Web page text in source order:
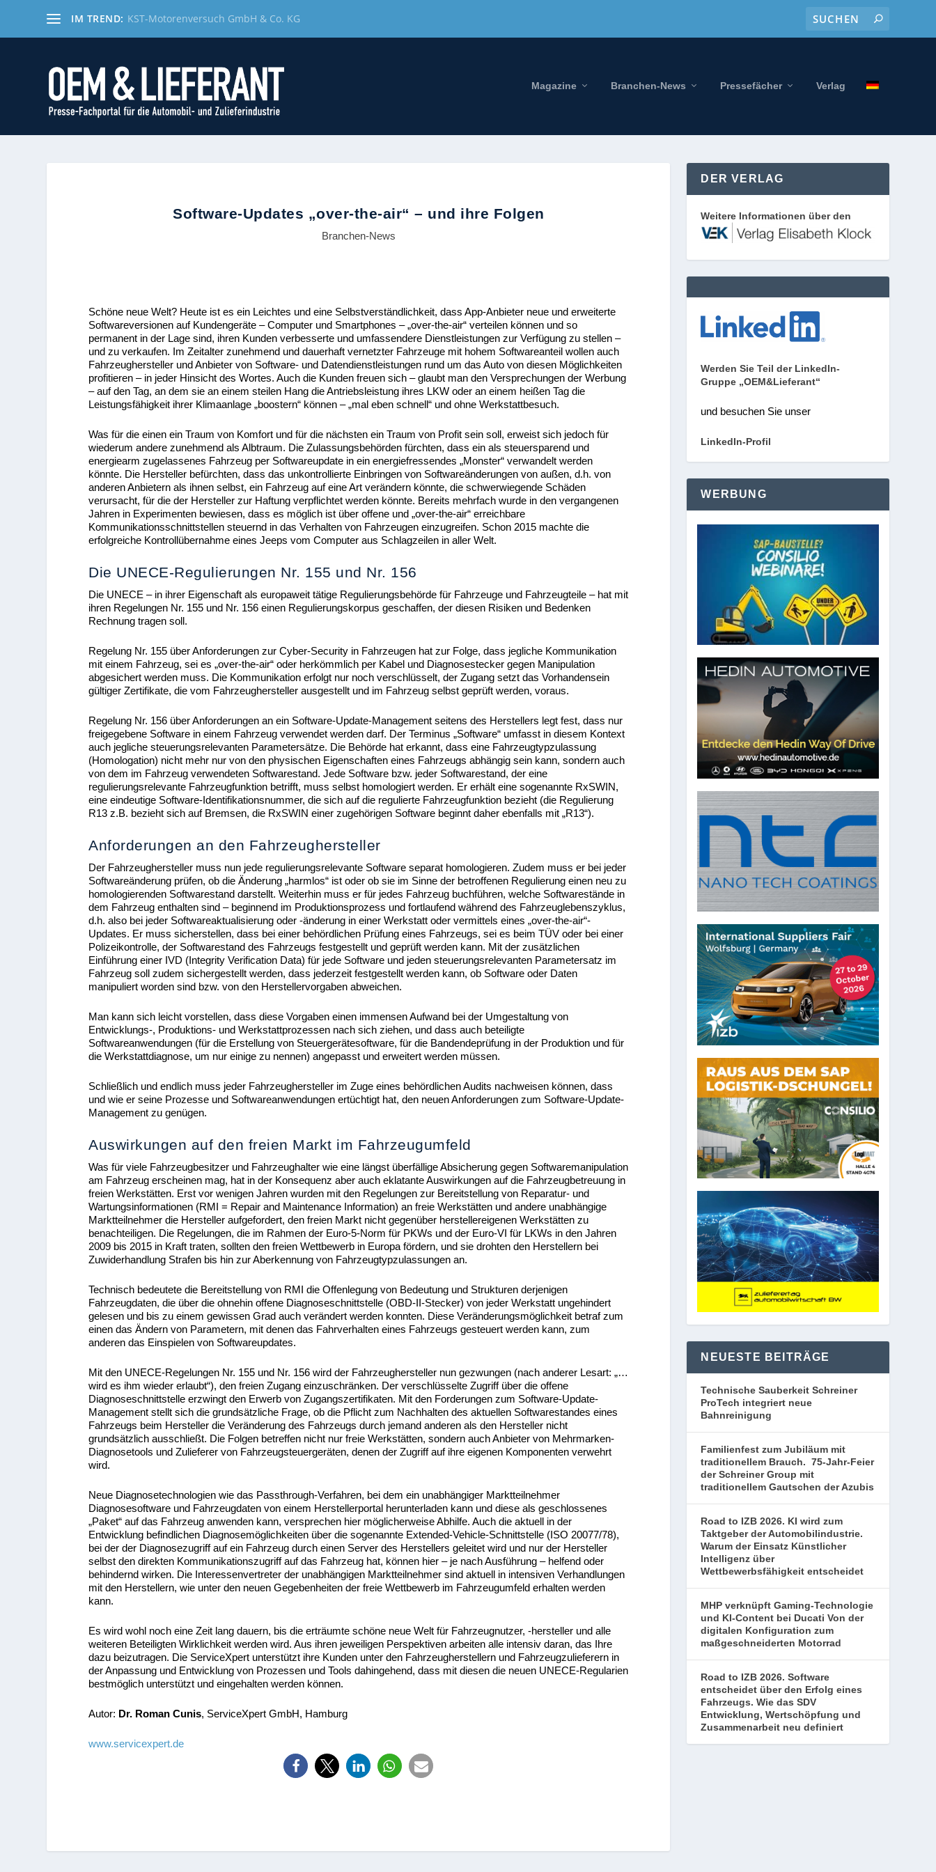
IM TREND: KST-Motorenversuch GmbH & Co. KG
Magazine Branchen-News Pressefächer Verlag
Software-Updates „over-the-air“ – und ihre Folgen
Branchen-News
Schöne neue Welt? Heute ist es ein Leichtes und eine Selbstverständlichkeit, dass App-Anbieter neue und erweiterte
Softwareversionen auf Kundengeräte – Computer und Smartphones – „over-the-air“ verteilen können und so
permanent in der Lage sind, ihren Kunden verbesserte und umfassendere Dienstleistungen zur Verfügung zu stellen –
und zu verkaufen. Im Zeitalter zunehmend und dauerhaft vernetzter Fahrzeuge mit hohem Softwareanteil wollen auch
Fahrzeughersteller und Anbieter von Software- und Datendienstleistungen rund um das Auto von diesen Möglichkeiten
profitieren – in jeder Hinsicht des Wortes. Auch die Kunden freuen sich – glaubt man den Versprechungen der Werbung
– auf den Tag, an dem sie an einem steilen Hang die Antriebsleistung ihres LKW oder an einem heißen Tag die
Leistungsfähigkeit ihrer Klimaanlage „boostern“ können – „mal eben schnell“ und ohne Werkstattbesuch.
Was für die einen ein Traum von Komfort und für die nächsten ein Traum von Profit sein soll, erweist sich jedoch für
wiederum andere zunehmend als Albtraum. Die Zulassungsbehörden fürchten, dass ein als steuersparend und
energiearm zugelassenes Fahrzeug per Softwareupdate in ein energiefressendes „Monster“ verwandelt werden
könnte. Die Hersteller befürchten, dass das unkontrollierte Einbringen von Softwareänderungen von außen, d.h. von
anderen Anbietern als ihnen selbst, ein Fahrzeug auf eine Art verändern könnte, die schwerwiegende Schäden
verursacht, für die der Hersteller zur Haftung verpflichtet werden könnte. Bereits mehrfach wurde in den vergangenen
Jahren in Experimenten bewiesen, dass es möglich ist über offene und „over-the-air“ erreichbare
Kommunikationsschnittstellen steuernd in das Verhalten von Fahrzeugen einzugreifen. Schon 2015 machte die
erfolgreiche Kontrollübernahme eines Jeeps vom Computer aus Schlagzeilen in aller Welt.
Die UNECE-Regulierungen Nr. 155 und Nr. 156
Die UNECE – in ihrer Eigenschaft als europaweit tätige Regulierungsbehörde für Fahrzeuge und Fahrzeugteile – hat mit
ihren Regelungen Nr. 155 und Nr. 156 einen Regulierungskorpus geschaffen, der diesen Risiken und Bedenken
Rechnung tragen soll.
Regelung Nr. 155 über Anforderungen zur Cyber-Security in Fahrzeugen hat zur Folge, dass jegliche Kommunikation
mit einem Fahrzeug, sei es „over-the-air“ oder herkömmlich per Kabel und Diagnosestecker gegen Manipulation
abgesichert werden muss. Die Kommunikation erfolgt nur noch verschlüsselt, der Zugang setzt das Vorhandensein
gültiger Zertifikate, die vom Fahrzeughersteller ausgestellt und im Fahrzeug selbst geprüft werden, voraus.
Regelung Nr. 156 über Anforderungen an ein Software-Update-Management seitens des Herstellers legt fest, dass nur
freigegebene Software in einem Fahrzeug verwendet werden darf. Der Terminus „Software“ umfasst in diesem Kontext
auch jegliche steuerungsrelevanten Parametersätze. Die Behörde hat erkannt, dass eine Fahrzeugtypzulassung
(Homologation) nicht mehr nur von den physischen Eigenschaften eines Fahrzeugs abhängig sein kann, sondern auch
von dem im Fahrzeug verwendeten Softwarestand. Jede Software bzw. jeder Softwarestand, der eine
regulierungsrelevante Fahrzeugfunktion betrifft, muss selbst homologiert werden. Er erhält eine sogenannte RxSWIN,
eine eindeutige Software-Identifikationsnummer, die sich auf die regulierte Fahrzeugfunktion bezieht (die Regulierung
R13 z.B. bezieht sich auf Bremsen, die RxSWIN einer zugehörigen Software beginnt daher ebenfalls mit „R13“).
Anforderungen an den Fahrzeughersteller
Der Fahrzeughersteller muss nun jede regulierungsrelevante Software separat homologieren. Zudem muss er bei jeder
Softwareänderung prüfen, ob die Änderung „harmlos“ ist oder ob sie im Sinne der betroffenen Regulierung einen neu zu
homologierenden Softwarestand darstellt. Weiterhin muss er für jedes Fahrzeug buchführen, welche Softwarestände in
dem Fahrzeug enthalten sind – beginnend im Produktionsprozess und fortlaufend während des Fahrzeuglebenszyklus,
d.h. also bei jeder Softwareaktualisierung oder -änderung in einer Werkstatt oder vermittels eines „over-the-air“-
Updates. Er muss sicherstellen, dass bei einer behördlichen Prüfung eines Fahrzeugs, sei es beim TÜV oder bei einer
Polizeikontrolle, der Softwarestand des Fahrzeugs festgestellt und geprüft werden kann. Mit der zusätzlichen
Einführung einer IVD (Integrity Verification Data) für jede Software und jeden steuerungsrelevanten Parametersatz im
Fahrzeug soll zudem sichergestellt werden, dass jederzeit festgestellt werden kann, ob Software oder Daten
manipuliert worden sind bzw. von den Herstellervorgaben abweichen.
Man kann sich leicht vorstellen, dass diese Vorgaben einen immensen Aufwand bei der Umgestaltung von
Entwicklungs-, Produktions- und Werkstattprozessen nach sich ziehen, und dass auch beteiligte
Softwareanwendungen (für die Erstellung von Steuergerätesoftware, für die Bandendeprüfung in der Produktion und für
die Werkstattdiagnose, um nur einige zu nennen) angepasst und erweitert werden müssen.
Schließlich und endlich muss jeder Fahrzeughersteller im Zuge eines behördlichen Audits nachweisen können, dass
und wie er seine Prozesse und Softwareanwendungen ertüchtigt hat, den neuen Anforderungen zum Software-Update-
Management zu genügen.
Auswirkungen auf den freien Markt im Fahrzeugumfeld
Was für viele Fahrzeugbesitzer und Fahrzeughalter wie eine längst überfällige Absicherung gegen Softwaremanipulation
am Fahrzeug erscheinen mag, hat in der Konsequenz aber auch eklatante Auswirkungen auf die Fahrzeugbetreuung in
freien Werkstätten. Erst vor wenigen Jahren wurden mit den Regelungen zur Bereitstellung von Reparatur- und
Wartungsinformationen (RMI = Repair and Maintenance Information) an freie Werkstätten und andere unabhängige
Marktteilnehmer die Hersteller aufgefordert, den freien Markt nicht gegenüber herstellereigenen Werkstätten zu
benachteiligen. Die Regelungen, die im Rahmen der Euro-5-Norm für PKWs und der Euro-VI für LKWs in den Jahren
2009 bis 2015 in Kraft traten, sollten den freien Wettbewerb in Europa fördern, und sie drohten den Herstellern bei
Zuwiderhandlung Strafen bis hin zur Aberkennung von Fahrzeugtypzulassungen an.
Technisch bedeutete die Bereitstellung von RMI die Offenlegung von Bedeutung und Strukturen derjenigen
Fahrzeugdaten, die über die ohnehin offene Diagnoseschnittstelle (OBD-II-Stecker) von jeder Werkstatt ungehindert
gelesen und bis zu einem gewissen Grad auch verändert werden konnten. Diese Veränderungsmöglichkeit betraf zum
einen das Ändern von Parametern, mit denen das Fahrverhalten eines Fahrzeugs gesteuert werden kann, zum
anderen das Einspielen von Softwareupdates.
Mit den UNECE-Regelungen Nr. 155 und Nr. 156 wird der Fahrzeughersteller nun gezwungen (nach anderer Lesart: „…
wird es ihm wieder erlaubt“), den freien Zugang einzuschränken. Der verschlüsselte Zugriff über die offene
Diagnoseschnittstelle erzwingt den Erwerb von Zugangszertifikaten. Mit den Forderungen zum Software-Update-
Management stellt sich die grundsätzliche Frage, ob die Pflicht zum Nachhalten des aktuellen Softwarestandes eines
Fahrzeugs beim Hersteller die Veränderung des Fahrzeugs durch jemand anderen als den Hersteller nicht
grundsätzlich ausschließt. Die Folgen betreffen nicht nur freie Werkstätten, sondern auch Anbieter von Mehrmarken-
Diagnosetools und Zulieferer von Fahrzeugsteuergeräten, denen der Zugriff auf ihre eigenen Komponenten verwehrt
wird.
Neue Diagnosetechnologien wie das Passthrough-Verfahren, bei dem ein unabhängiger Marktteilnehmer
Diagnosesoftware und Fahrzeugdaten von einem Herstellerportal herunterladen kann und diese als geschlossenes
„Paket“ auf das Fahrzeug anwenden kann, versprechen hier möglicherweise Abhilfe. Auch die aktuell in der
Entwicklung befindlichen Diagnosemöglichkeiten über die sogenannte Extended-Vehicle-Schnittstelle (ISO 20077/78),
bei der der Diagnosezugriff auf ein Fahrzeug durch einen Server des Herstellers geleitet wird und nur der Hersteller
selbst den direkten Kommunikationszugriff auf das Fahrzeug hat, können hier – je nach Ausführung – helfend oder
behindernd wirken. Die Interessenvertreter der unabhängigen Marktteilnehmer sind aktuell in intensiven Verhandlungen
mit den Herstellern, wie unter den neuen Gegebenheiten der freie Wettbewerb im Fahrzeugumfeld erhalten werden
kann.
Es wird wohl noch eine Zeit lang dauern, bis die erträumte schöne neue Welt für Fahrzeugnutzer, -hersteller und alle
weiteren Beteiligten Wirklichkeit werden wird. Aus ihren jeweiligen Perspektiven arbeiten alle intensiv daran, das Ihre
dazu beizutragen. Die ServiceXpert unterstützt ihre Kunden unter den Fahrzeugherstellern und Fahrzeugzulieferern in
der Anpassung und Entwicklung von Prozessen und Tools dahingehend, dass mit diesen die neuen UNECE-Regularien
bestmöglich unterstützt und eingehalten werden können.
Autor: Dr. Roman Cunis, ServiceXpert GmbH, Hamburg
www.servicexpert.de
DER VERLAG
Weitere Informationen über den
Werden Sie Teil der LinkedIn-
Gruppe „OEM&Lieferant“
und besuchen Sie unser
LinkedIn-Profil
WERBUNG
NEUESTE BEITRÄGE
Technische Sauberkeit Schreiner
ProTech integriert neue
Bahnreinigung
Familienfest zum Jubiläum mit
traditionellem Brauch. 75-Jahr-Feier
der Schreiner Group mit
traditionellem Gautschen der Azubis
Road to IZB 2026. KI wird zum
Taktgeber der Automobilindustrie.
Warum der Einsatz Künstlicher
Intelligenz über
Wettbewerbsfähigkeit entscheidet
MHP verknüpft Gaming-Technologie
und KI-Content bei Ducati Von der
digitalen Konfiguration zum
maßgeschneiderten Motorrad
Road to IZB 2026. Software
entscheidet über den Erfolg eines
Fahrzeugs. Wie das SDV
Entwicklung, Wertschöpfung und
Zusammenarbeit neu definiert